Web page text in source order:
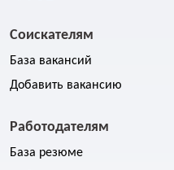
Соискателям
База вакансий
Добавить вакансию
Работодателям
База резюме